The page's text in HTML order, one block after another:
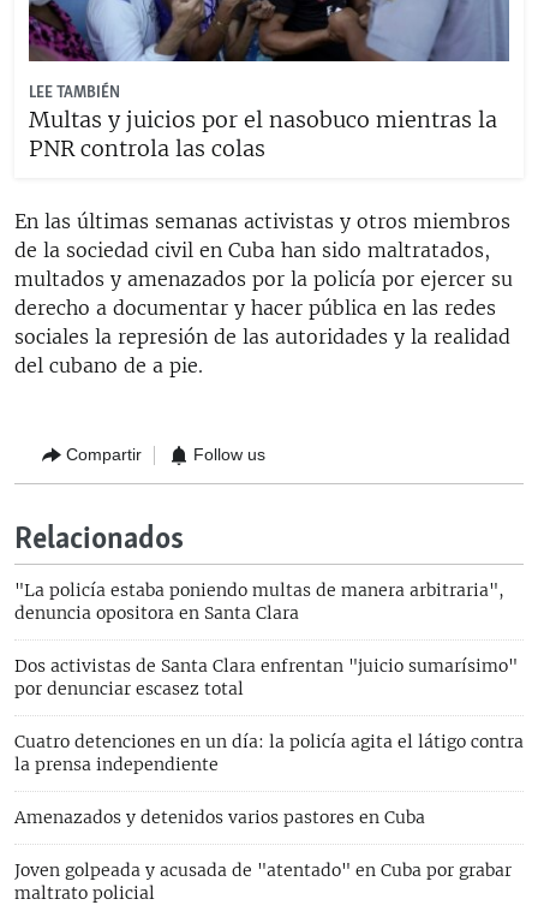
LEE TAMBIÉN
Multas y juicios por el nasobuco mientras la
PNR controla las colas
En las últimas semanas activistas y otros miembros
de la sociedad civil en Cuba han sido maltratados,
multados y amenazados por la policía por ejercer su
derecho a documentar y hacer pública en las redes
sociales la represión de las autoridades y la realidad
del cubano de a pie.
Compartir Follow us
Relacionados
"La policía estaba poniendo multas de manera arbitraria",
denuncia opositora en Santa Clara
Dos activistas de Santa Clara enfrentan "juicio sumarísimo"
por denunciar escasez total
Cuatro detenciones en un día: la policía agita el látigo contra
la prensa independiente
Amenazados y detenidos varios pastores en Cuba
Joven golpeada y acusada de "atentado" en Cuba por grabar
maltrato policial